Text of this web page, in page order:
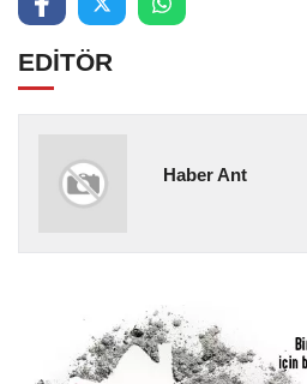
EDİTÖR
Haber Ant